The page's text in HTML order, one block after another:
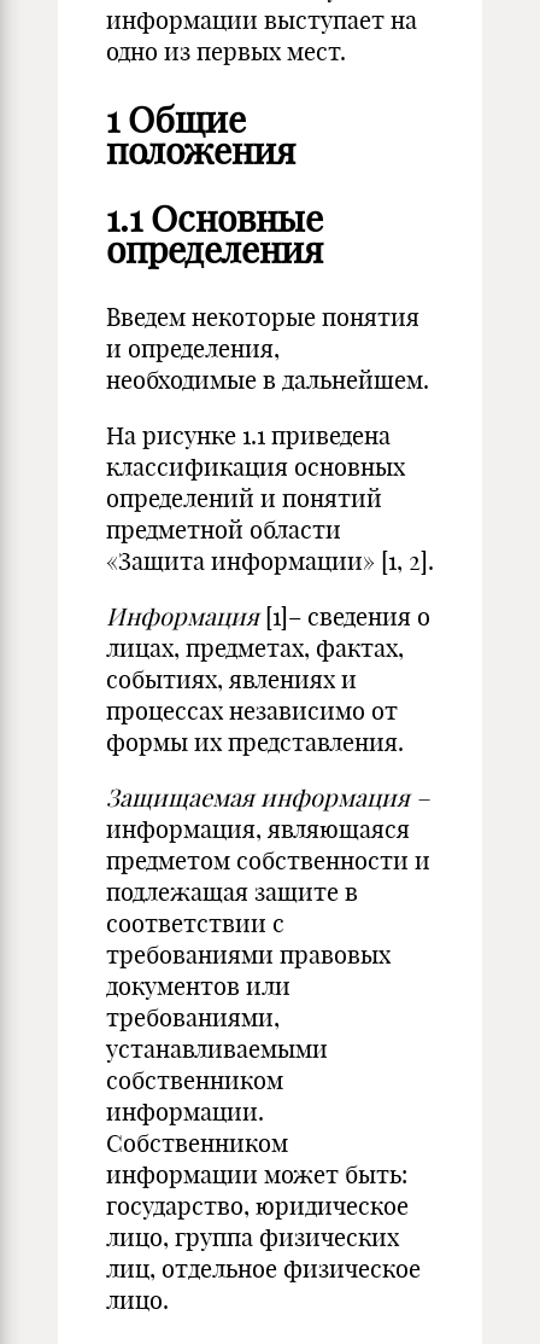
информации выступает на
одно из первых мест.
1 Общие
положения
1.1 Основные
определения
Введем некоторые понятия
и определения,
необходимые в дальнейшем.
На рисунке 1.1 приведена
классификация основных
определений и понятий
предметной области
«Защита информации» [1, 2].
Информация[1]– сведения о
лицах, предметах, фактах,
событиях, явлениях и
процессах независимо от
формы их представления.
Защищаемая информация –
информация, являющаяся
предметом собственности и
подлежащая защите в
соответствии с
требованиями правовых
документов или
требованиями,
устанавливаемыми
собственником
информации.
Собственником
информации может быть:
государство, юридическое
лицо, группа физических
лиц, отдельное физическое
лицо.